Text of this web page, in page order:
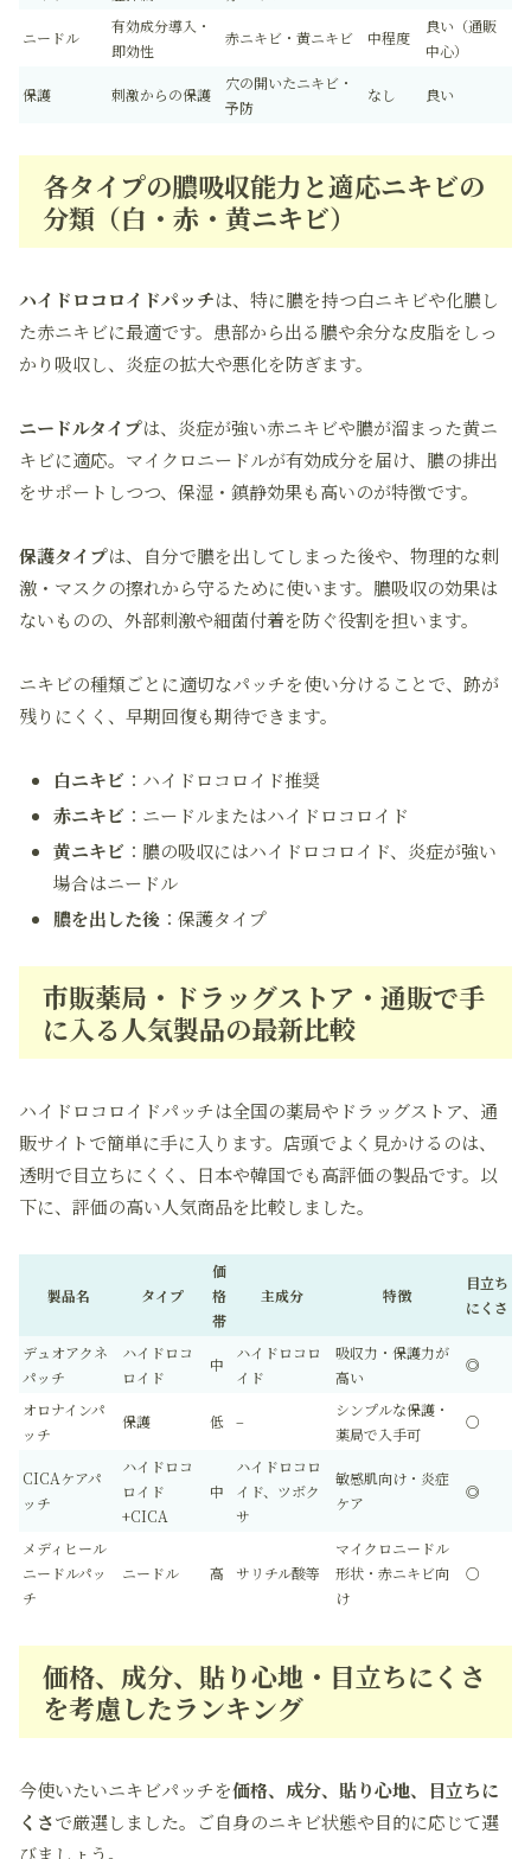
ニードル
有効成分導入・
即効性
赤ニキビ・黄ニキビ 中程度
良い（通販
中心）
保護 刺激からの保護
穴の開いたニキビ・
予防
なし 良い
各タイプの膿吸収能力と適応ニキビの
分類（白・赤・黄ニキビ）
ハイドロコロイドパッチは、特に膿を持つ白ニキビや化膿し
た赤ニキビに最適です。患部から出る膿や余分な皮脂をしっ
かり吸収し、炎症の拡大や悪化を防ぎます。
ニードルタイプは、炎症が強い赤ニキビや膿が溜まった黄ニ
キビに適応。マイクロニードルが有効成分を届け、膿の排出
をサポートしつつ、保湿・鎮静効果も高いのが特徴です。
保護タイプは、自分で膿を出してしまった後や、物理的な刺
激・マスクの擦れから守るために使います。膿吸収の効果は
ないものの、外部刺激や細菌付着を防ぐ役割を担います。
ニキビの種類ごとに適切なパッチを使い分けることで、跡が
残りにくく、早期回復も期待できます。
白ニキビ ：ハイドロコロイド推奨
赤ニキビ ：ニードルまたはハイドロコロイド
黄ニキビ ：膿の吸収にはハイドロコロイド、炎症が強い
場合はニードル
膿を出した後 ：保護タイプ
市販薬局・ドラッグストア・通販で手
に入る人気製品の最新比較
ハイドロコロイドパッチは全国の薬局やドラッグストア、通
販サイトで簡単に手に入ります。店頭でよく見かけるのは、
透明で目立ちにくく、日本や韓国でも高評価の製品です。以
下に、評価の高い人気商品を比較しました。
製品名 タイプ
価
格
帯
主成分 特徴
目立ち
にくさ
デュオアクネ
パッチ
ハイドロコ
ロイド
中
ハイドロコロ
イド
吸収力・保護力が
高い
◎
オロナインパ
ッチ
保護 低 –
シンプルな保護・
薬局で入手可
○
CICAケアパ
ッチ
ハイドロコ
ロイド
+CICA
中
ハイドロコロ
イド、ツボク
サ
敏感肌向け・炎症
ケア
◎
メディヒール
ニードルパッ
チ
ニードル 高 サリチル酸等
マイクロニードル
形状・赤ニキビ向
け
○
価格、成分、貼り心地・目立ちにくさ
を考慮したランキング
今使いたいニキビパッチを価格、成分、貼り心地、目立ちに
くさで厳選しました。ご自身のニキビ状態や目的に応じて選
びましょう。